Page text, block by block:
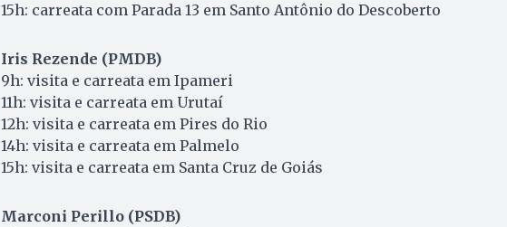
15h: carreata com Parada 13 em Santo Antônio do Descoberto
Iris Rezende (PMDB)
9h: visita e carreata em Ipameri
11h: visita e carreata em Urutaí
12h: visita e carreata em Pires do Rio
14h: visita e carreata em Palmelo
15h: visita e carreata em Santa Cruz de Goiás
Marconi Perillo (PSDB)